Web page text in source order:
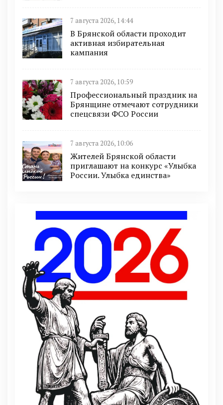
7 августа 2026, 14:44
В Брянской области проходит
активная избирательная
кампания
7 августа 2026, 10:59
Профессиональный праздник на
Брянщине отмечают сотрудники
спецсвязи ФСО России
7 августа 2026, 10:06
Жителей Брянской области
приглашают на конкурс «Улыбка
России. Улыбка единства»